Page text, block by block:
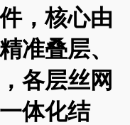
，核心由
准叠层、
各层丝网
体化结